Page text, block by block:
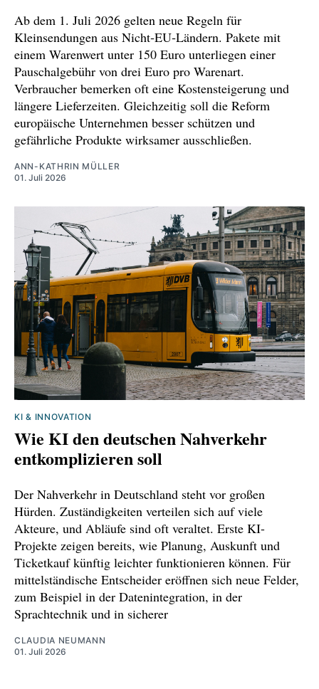
Ab dem 1. Juli 2026 gelten neue Regeln für
Kleinsendungen aus Nicht‑EU‑Ländern. Pakete mit
einem Warenwert unter 150 Euro unterliegen einer
Pauschalgebühr von drei Euro pro Warenart.
Verbraucher bemerken oft eine Kostensteigerung und
längere Lieferzeiten. Gleichzeitig soll die Reform
europäische Unternehmen besser schützen und
gefährliche Produkte wirksamer ausschließen.
ANN-KATHRIN MÜLLER
01. Juli 2026
KI & INNOVATION
Wie KI den deutschen Nahverkehr
entkomplizieren soll
Der Nahverkehr in Deutschland steht vor großen
Hürden. Zuständigkeiten verteilen sich auf viele
Akteure, und Abläufe sind oft veraltet. Erste KI-
Projekte zeigen bereits, wie Planung, Auskunft und
Ticketkauf künftig leichter funktionieren können. Für
mittelständische Entscheider eröffnen sich neue Felder,
zum Beispiel in der Datenintegration, in der
Sprachtechnik und in sicherer
CLAUDIA NEUMANN
01. Juli 2026